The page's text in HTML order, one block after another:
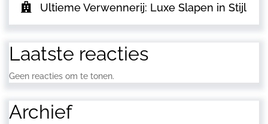
Ultieme Verwennerij: Luxe Slapen in Stijl
Laatste reacties
Geen reacties om te tonen.
Archief